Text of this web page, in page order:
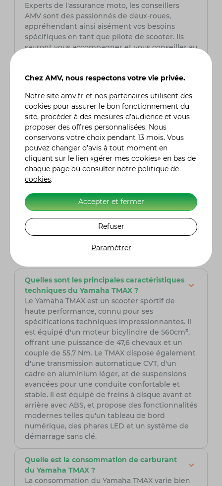
Experts de l'assurance moto, les conseillers
AMV sont des passionnés de deux-roues,
appréhendant ainsi aisément vos besoins
spécifiques en tant que pilote de scooter. Ils
sauront vous accompagner et vous conseiller au
En choisissantAMV comme assureur pour votre
et de qualité, sans perte de temps. N'attendez
plus, rendez-vous sur amv.fr pour souscrire
votre assurance scooter en ligne et prendre la
route en toute tranquillité dès maintenant !
Testez notre tarif d'assurance pour
votre YAMAHA
Retrouver mon devis d'assurance
YAMAHA
Questions fréquentes
Quelles sont les principales caractéristiques
techniques du Yamaha TMAX ?
Le Yamaha TMAX est un scooter sportif de
haute performance, connu pour ses
spécifications techniques impressionnantes. Il
est équipé d'un moteur bicylindre de 560cm³,
offrant une puissance de 47,6 chevaux et un
couple de 55,7 Nm. Le TMAX dispose également
d'une transmission automatique CVT, d'un
cadre en aluminium léger, et de suspensions
avancées pour une conduite confortable et
stable. Il est équipé de freins à disque avant et
arrière avec ABS, et propose des fonctionnalités
modernes telles qu'un tableau de bord
numérique, des phares LED et un système de
démarrage sans clé.
Quelle est la consommation de carburant
du Yamaha TMAX ?
La consommation du Yamaha TMAX varie bien
Chez AMV, nous respectons votre vie privée.
Notre site amv.fr et nos partenaires utilisent des
cookies pour assurer le bon fonctionnement du
site, procéder à des mesures d’audience et vous
proposer des offres personnalisées. Nous
conservons votre choix pendant 13 mois. Vous
pouvez changer d’avis à tout moment en
cliquant sur le lien «gérer mes cookies» en bas de
chaque page ou consulter notre politique de
cookies.
Accepter et fermer
Refuser
Paramétrer